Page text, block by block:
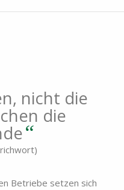
nicht die
die
“
Betriebe setzen sich